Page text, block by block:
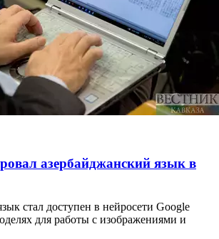
азербайджанский язык в
стал доступен в нейросети Google
для работы с изображениями и